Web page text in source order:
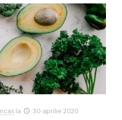
la
30 aprilie 2020